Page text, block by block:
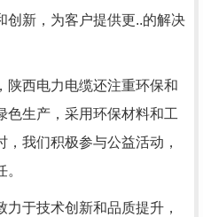
创新，为客户提供更..的解决
陕西电力电缆还注重环保和
色生产，采用环保材料和工
我们积极参与公益活动，
于技术创新和品质提升，